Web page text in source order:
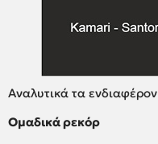
Αναλυτικά τα
Ομαδικά ρεκόρ